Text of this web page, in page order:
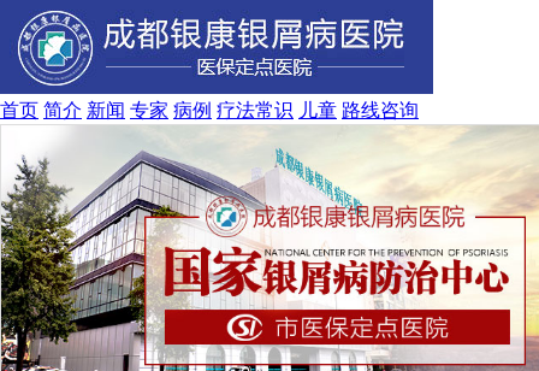
首页 简介 新闻 专家 病例 疗法常识 儿童 路线咨询